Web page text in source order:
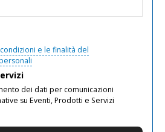
e le finalità del
dei dati per comunicazioni
su Eventi, Prodotti e Servizi